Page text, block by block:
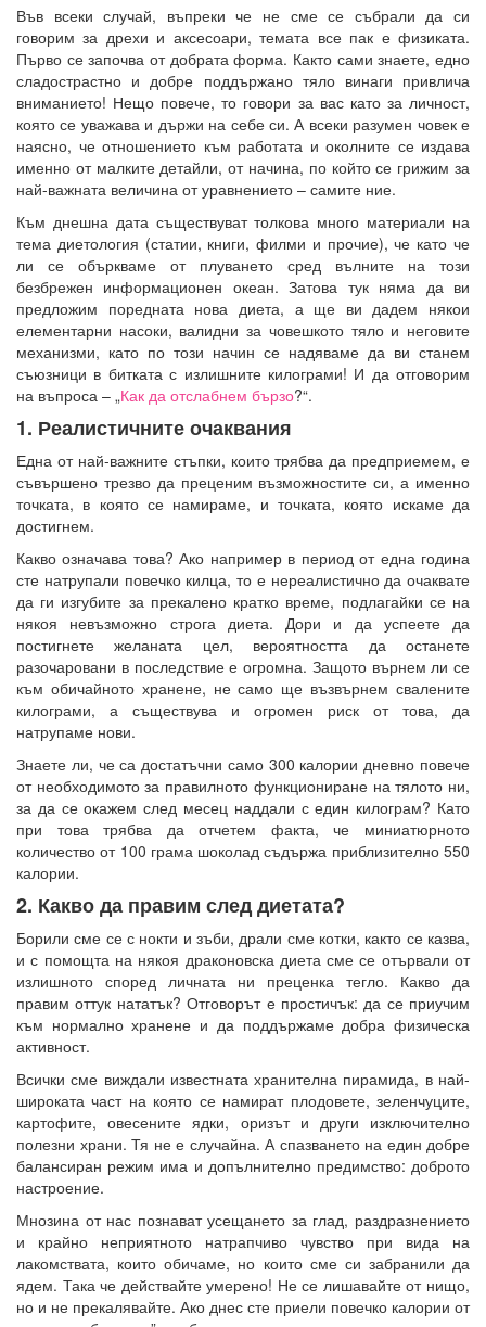
Във всеки случай, въпреки че не сме се събрали да си
говорим за дрехи и аксесоари, темата все пак е физиката.
Първо се започва от добрата форма. Както сами знаете, едно
сладострастно и добре поддържано тяло винаги привлича
вниманието! Нещо повече, то говори за вас като за личност,
която се уважава и държи на себе си. А всеки разумен човек е
наясно, че отношението към работата и околните се издава
именно от малките детайли, от начина, по който се грижим за
най-важната величина от уравнението – самите ние.
Към днешна дата съществуват толкова много материали на
тема диетология (статии, книги, филми и прочие), че като че
ли се объркваме от плуването сред вълните на този
безбрежен информационен океан. Затова тук няма да ви
предложим поредната нова диета, а ще ви дадем някои
елементарни насоки, валидни за човешкото тяло и неговите
механизми, като по този начин се надяваме да ви станем
съюзници в битката с излишните килограми! И да отговорим
на въпроса – „Как да отслабнем бързо?“.
1. Реалистичните очаквания
Една от най-важните стъпки, които трябва да предприемем, е
съвършено трезво да преценим възможностите си, а именно
точката, в която се намираме, и точката, която искаме да
достигнем.
Какво означава това? Ако например в период от една година
сте натрупали повечко килца, то е нереалистично да очаквате
да ги изгубите за прекалено кратко време, подлагайки се на
някоя невъзможно строга диета. Дори и да успеете да
постигнете желаната цел, вероятността да останете
разочаровани в последствие е огромна. Защото върнем ли се
към обичайното хранене, не само ще възвърнем свалените
килограми, а съществува и огромен риск от това, да
натрупаме нови.
Знаете ли, че са достатъчни само 300 калории дневно повече
от необходимото за правилното функциониране на тялото ни,
за да се окажем след месец наддали с един килограм? Като
при това трябва да отчетем факта, че миниатюрното
количество от 100 грама шоколад съдържа приблизително 550
калории.
2. Какво да правим след диетата?
Борили сме се с нокти и зъби, драли сме котки, както се казва,
и с помощта на някоя драконовска диета сме се отървали от
излишното според личната ни преценка тегло. Какво да
правим оттук нататък? Отговорът е простичък: да се приучим
към нормално хранене и да поддържаме добра физическа
активност.
Всички сме виждали известната хранителна пирамида, в най-
широката част на която се намират плодовете, зеленчуците,
картофите, овесените ядки, оризът и други изключително
полезни храни. Тя не е случайна. А спазването на един добре
балансиран режим има и допълнително предимство: доброто
настроение.
Мнозина от нас познават усещането за глад, раздразнението
и крайно неприятното натрапчиво чувство при вида на
лакомствата, които обичаме, но които сме си забранили да
ядем. Така че действайте умерено! Не се лишавайте от нищо,
но и не прекалявайте. Ако днес сте приели повечко калории от